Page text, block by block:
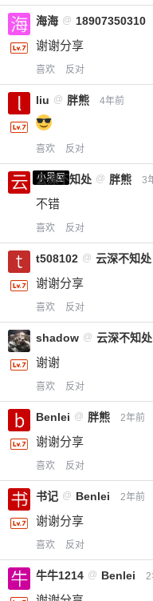
海海 @ 18907350310
谢谢分享
喜欢 反对
liu @ 胖熊 4年前
喜欢 反对
小黑屋
云深不知处 @ 胖熊 3
不错
喜欢 反对
t508102 @ 云深不知处
谢谢分享
喜欢 反对
shadow @ 云深不知处
谢谢
喜欢 反对
Benlei @ 胖熊 2年前
谢谢分享
喜欢 反对
书记 @ Benlei 2年前
谢谢分享
喜欢 反对
牛牛1214 @ Benlei